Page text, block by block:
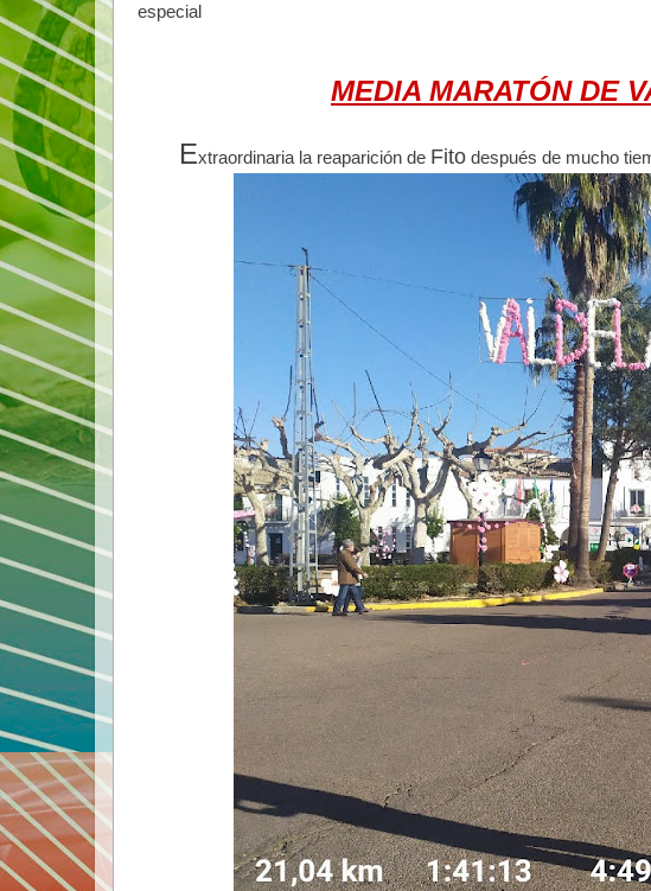
especial
MEDIA MARATÓN DE
Extraordinaria la reaparición de Fitodespués de mucho